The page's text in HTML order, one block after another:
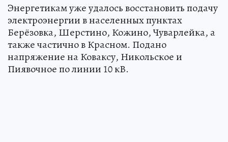
Энергетикам уже удалось восстановить подачу
электроэнергии в населенных пунктах
Берёзовка, Шерстино, Кожино, Чуварлейка, а
также частично в Красном. Подано
напряжение на Коваксу, Никольское и
Пиявочное по линии 10 кВ.